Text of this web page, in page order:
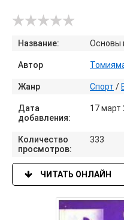
Название: Основы
Автор
Жанр Спорт /
Дата
добавления:
17 март
Количество
просмотров:
333
ЧИТАТЬ ОНЛАЙН